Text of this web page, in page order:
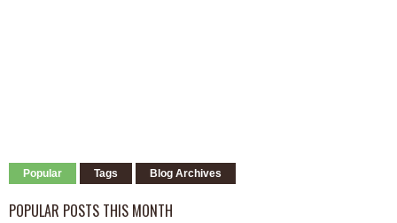
Popular Tags Blog Archives
POPULAR POSTS THIS MONTH